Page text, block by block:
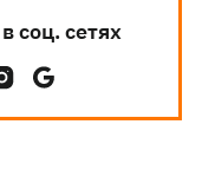
соц. сетях